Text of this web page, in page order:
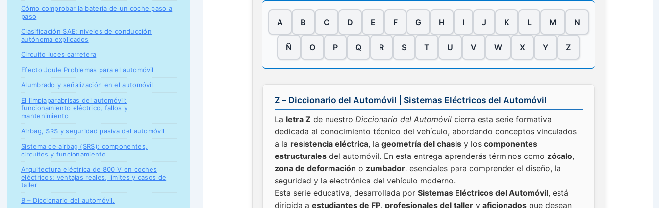
A B C D E F G H I J K L M N
Ñ O P Q R S T U V W X Y Z
Z – Diccionario del Automóvil | Sistemas Eléctricos del Automóvil
La letra Z de nuestro Diccionario del Automóvilcierra esta serie formativa
dedicada al conocimiento técnico del vehículo, abordando conceptos vinculados
a la resistencia eléctrica, la geometría del chasisy los componentes
estructuralesdel automóvil. En esta entrega aprenderás términos como zócalo,
zona de deformación o zumbador, esenciales para comprender el diseño, la
seguridad y la electrónica del vehículo moderno.
Esta serie educativa, desarrollada por Sistemas Eléctricos del Automóvil, está
dirigida a estudiantes de FP, profesionales del tallery aficionadosque desean
Cómo comprobar la batería de un coche paso a
paso
Clasificación SAE: niveles de conducción
autónoma explicados
Circuito luces carretera
Efecto Joule Problemas para el automóvil
Alumbrado y señalización en el automóvil
El limpiaparabrisas del automóvil:
funcionamiento eléctrico, fallos y
mantenimiento
Airbag, SRS y seguridad pasiva del automóvil
Sistema de airbag (SRS): componentes,
circuitos y funcionamiento
Arquitectura eléctrica de 800 V en coches
eléctricos: ventajas reales, límites y casos de
taller
B – Diccionario del automóvil.